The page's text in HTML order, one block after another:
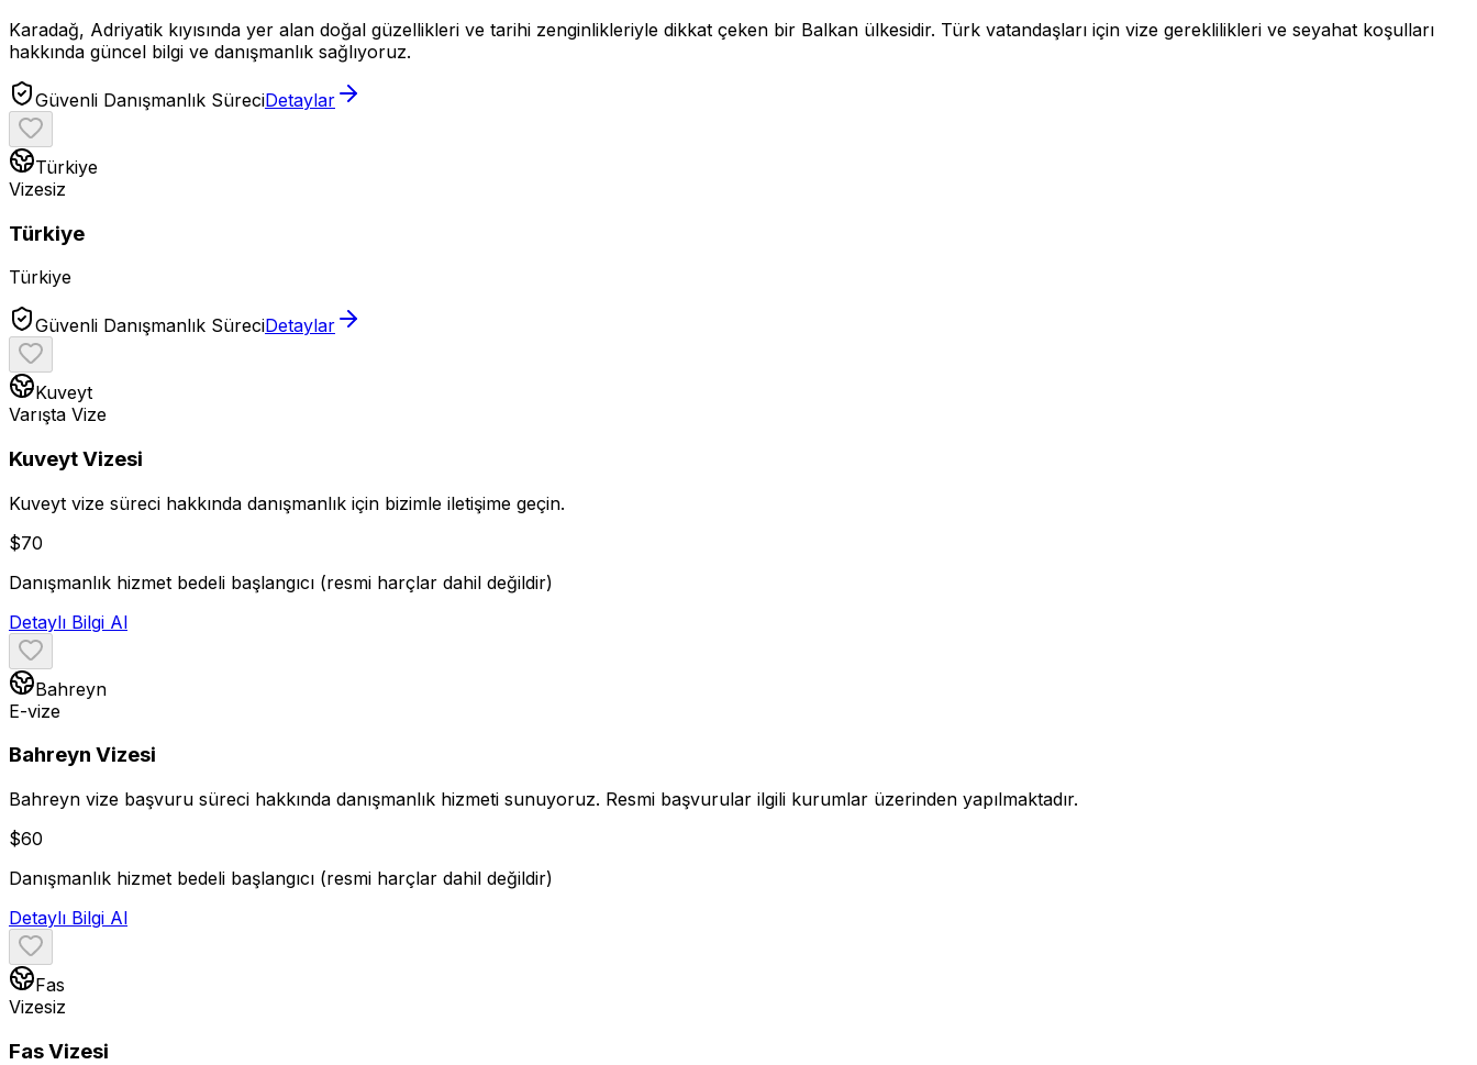
Karadağ, Adriyatik kıyısında yer alan doğal güzellikleri ve tarihi zenginlikleriyle dikkat çeken bir Balkan ülkesidir. Türk vatandaşları için vize gereklilikleri ve seyahat koşulları
hakkında güncel bilgi ve danışmanlık sağlıyoruz.
Güvenli Danışmanlık SüreciDetaylar
Türkiye
Vizesiz
Türkiye
Türkiye
Güvenli Danışmanlık SüreciDetaylar
Kuveyt
Varışta Vize
Kuveyt Vizesi
Kuveyt vize süreci hakkında danışmanlık için bizimle iletişime geçin.
$70
Danışmanlık hizmet bedeli başlangıcı (resmi harçlar dahil değildir)
Detaylı Bilgi Al
Bahreyn
E-vize
Bahreyn Vizesi
Bahreyn vize başvuru süreci hakkında danışmanlık hizmeti sunuyoruz. Resmi başvurular ilgili kurumlar üzerinden yapılmaktadır.
$60
Danışmanlık hizmet bedeli başlangıcı (resmi harçlar dahil değildir)
Detaylı Bilgi Al
Fas
Vizesiz
Fas Vizesi